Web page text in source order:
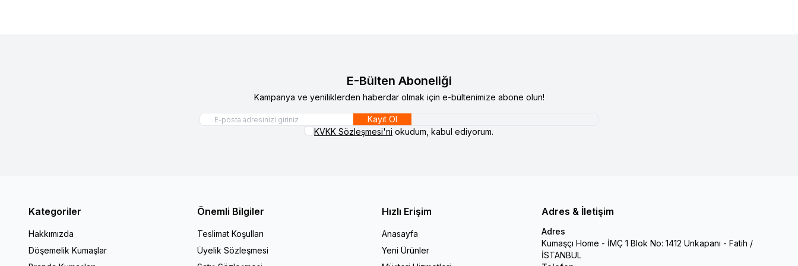
E-Bülten Aboneliği
Kampanya ve yeniliklerden haberdar olmak için e-bültenimize abone olun!
Kayıt Ol
KVKK Sözleşmesi'ni okudum, kabul ediyorum.
Kategoriler
Hakkımızda
Döşemelik Kumaşlar
Önemli Bilgiler
Teslimat Koşulları
Üyelik Sözleşmesi
Hızlı Erişim
Anasayfa
Yeni Ürünler
Adres & İletişim
Adres
Kumaşçı Home - İMÇ 1 Blok No: 1412 Unkapanı - Fatih /
İSTANBUL